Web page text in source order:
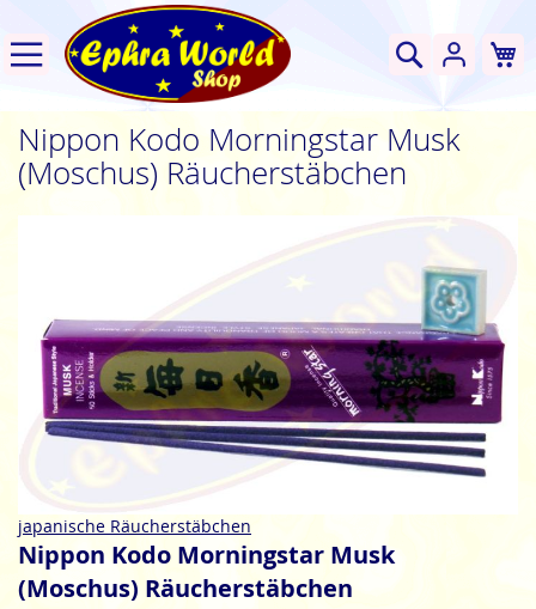
Suche
Nippon Kodo Morningstar Musk
(Moschus) Räucherstäbchen
springen
Zum
Anfang
Bildgalerie
japanische Räucherstäbchen
Nippon Kodo Morningstar Musk
(Moschus) Räucherstäbchen